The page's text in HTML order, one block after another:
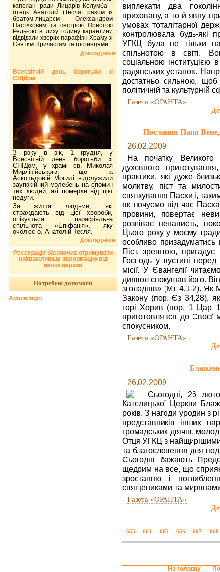
виплекати два
приховану, а то й явну
умовах тоталітарної
контролювала будь-які
УГКЦ була не тільки
спільнотою в світі.
соціальною інституцією
радянських установ.
достатньо сильною, щоб
політичній та культурній
Газета «ОРАНТА»
Послання Папи
26.02.2009
На початку
духовного
практики, які дуже
молитву, піст та
святкування Пасхи і,
як почуємо під час
провини, повертає
розвіває ненависть,
Цього року у моєму
особливо призадуматись
Піст, зрештою,
Господь у пустині
місії. У Євангелії
диявол спокушав його.
зголоднів» (Мт 4,1-2). Як
Закону (пор. Єз 34,28),
горі Хорив (пор. 1 Цар
приготовлявся до Своєї
спокусником.
Газета «ОРАНТА»
26.02.2009
Сьогодні, 26
Католицької Церкви
років. З нагоди уродин з
представників інших
громадських діячів,
Отця УГКЦ з
та благословення для
Сьогодні бажають
щедрим на все, що сприяє
зростанню і
священиками та
Газета «ОРАНТА»
663 664 665 666 667 668
капелан ради Лицарів Колумба -
отець Анатолій (Тесля) разом із
братом-лицарем Олександром
Пастуховим та сестрою Орестою
Редькою в лиху годину карантину,
відвідали хворих парафіян Храму зі
Святим Причастям та гостинцями.
Докладніше
Всесвітній день боротьби зі
СНІДом
З року в рік, 1 грудня, у
Всесвітній день боротьби зі
СНІДом, у храмі св. Миколая
Мирлікійського, що на
Аскольдовій Могилі відслужили
заупокійний молебень на спомин
тих людей, які померли від цієї
недуги.
За життя людьми, які
страждають від цієї хвороби,
опікується парафіяльна
спільнота «Епіфанія», яку
очолює о. Анатолій Тесля.
Докладніше
Реєстрація бажаючих отримувати
найважливішу інформацію від
нашої церкви
Потребую допомоги
Admin login
На головну